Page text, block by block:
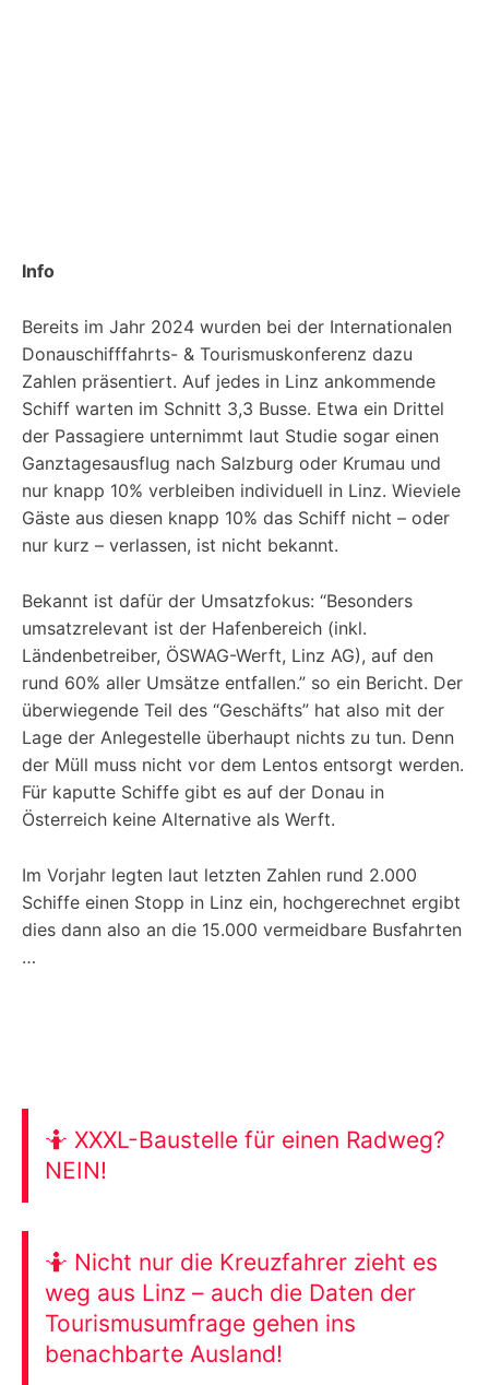
Info
Bereits im Jahr 2024 wurden bei der Internationalen
Donauschifffahrts- & Tourismuskonferenz dazu
Zahlen präsentiert. Auf jedes in Linz ankommende
Schiff warten im Schnitt 3,3 Busse. Etwa ein Drittel
der Passagiere unternimmt laut Studie sogar einen
Ganztagesausflug nach Salzburg oder Krumau und
nur knapp 10% verbleiben individuell in Linz. Wieviele
Gäste aus diesen knapp 10% das Schiff nicht – oder
nur kurz – verlassen, ist nicht bekannt.
Bekannt ist dafür der Umsatzfokus: “Besonders
umsatzrelevant ist der Hafenbereich (inkl.
Ländenbetreiber, ÖSWAG-Werft, Linz AG), auf den
rund 60% aller Umsätze entfallen.” so ein Bericht. Der
überwiegende Teil des “Geschäfts” hat also mit der
Lage der Anlegestelle überhaupt nichts zu tun. Denn
der Müll muss nicht vor dem Lentos entsorgt werden.
Für kaputte Schiffe gibt es auf der Donau in
Österreich keine Alternative als Werft.
Im Vorjahr legten laut letzten Zahlen rund 2.000
Schiffe einen Stopp in Linz ein, hochgerechnet ergibt
dies dann also an die 15.000 vermeidbare Busfahrten
…
🤷 XXXL-Baustelle für einen Radweg?
NEIN!
🤷 Nicht nur die Kreuzfahrer zieht es
weg aus Linz – auch die Daten der
Tourismusumfrage gehen ins
benachbarte Ausland!